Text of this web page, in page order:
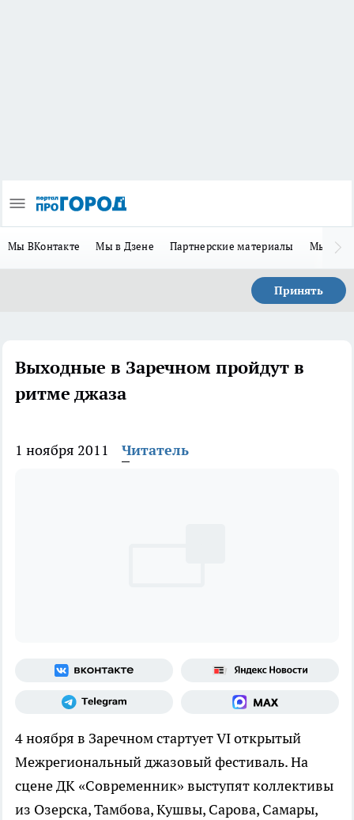
Мы ВКонтакте Мы в Дзене Партнерские материалы Мы в
Принять
Выходные в Заречном пройдут в
ритме джаза
1 ноября 2011 Читатель
4 ноября в Заречном стартует VI открытый
Межрегиональный джазовый фестиваль. На
сцене ДК «Современник» выступят коллективы
из Озерска, Тамбова, Кушвы, Сарова, Самары,